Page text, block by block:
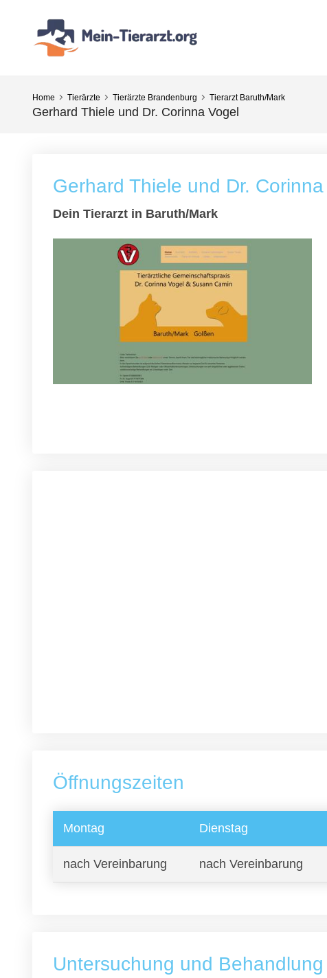
Home Tierärzte Tierärzte Brandenburg Tierarzt Baruth/Mark
Gerhard Thiele und Dr. Corinna Vogel
Gerhard Thiele und Dr.
Dein Tierarzt in Baruth/Mark
Öffnungszeiten
Montag Dienstag
nach Vereinbarung nach Vereinbarung
Untersuchung und